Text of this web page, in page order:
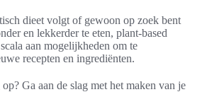
dieet volgt of gewoon op zoek bent
en lekkerder te eten, plant-based
aan mogelijkheden om te
recepten en ingrediënten.
Ga aan de slag met het maken van je